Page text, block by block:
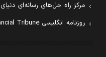
مرکز راه حل‌های رسانه‌ای
روزنامه انگلیسی Financial Tribune